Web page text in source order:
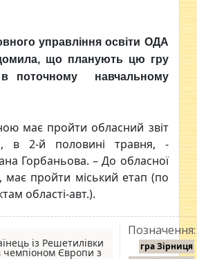
управління освіти ОДА
що планують цю гру
поточному навчальному
має пройти обласний звіт
в 2-й половині травня, -
Горбаньова. – До обласної
має пройти міський етап (по
області-авт.).
із Решетилівки
чемпіоном Європи з
Позначення:
гра Зірниця